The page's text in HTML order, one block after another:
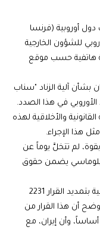
دول أوروبية (فرنسا
للشؤون الخارجية
هاتفية حسب موقع
بشأن آلية الزناد "سناب
الأوروبي في هذا الصدد.
والأخلاقية لهذه
هذا الإجراء.
لم تتخلَّ يوماً عن
يضمن حقوق
وفي معرض رده على تكرار طرح الفكرة الأوروبية بتمديد القرار 2231
أن هذا القرار من
وأن إيران، مع